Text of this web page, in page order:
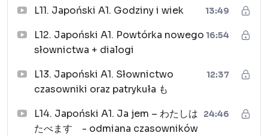
L11. Japoński A1. Godziny i wiek 13:49
L12. Japoński A1. Powtórka nowego
słownictwa + dialogi
16:54
L13. Japoński A1. Słownictwo
czasowniki oraz patrykuła も
12:37
L14. Japoński A1. Ja jem – わたしは
たべます - odmiana czasowników
24:46